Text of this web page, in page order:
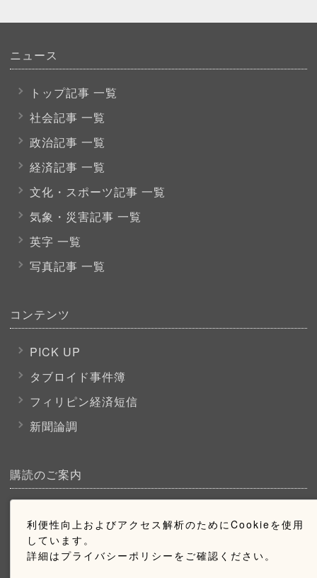
利便性向上およびアクセス解析のためにCookieを使用
しています。
詳細はプライバシーポリシーをご確認ください。
ニュース
トップ記事 一覧
社会記事 一覧
政治記事 一覧
経済記事 一覧
文化・スポーツ記事 一覧
気象・災害記事 一覧
英字 一覧
写真記事 一覧
コンテンツ
PICK UP
タブロイド事件簿
フィリピン経済短信
新聞論調
購読のご案内
お問い合わせ